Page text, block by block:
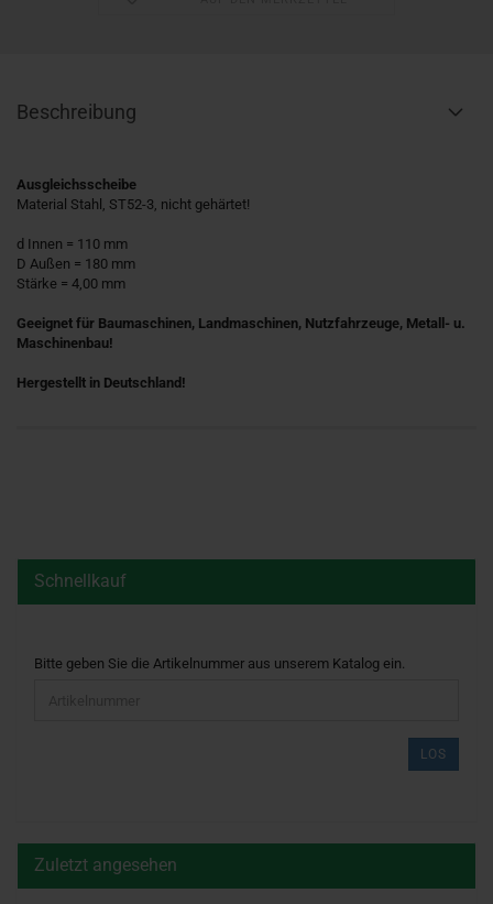
Beschreibung
Ausgleichsscheibe
Material Stahl, ST52-3, nicht gehärtet!
d Innen = 110 mm
​D Außen = 180 mm
Stärke = 4,00 mm
Geeignet für Baumaschinen, Landmaschinen, Nutzfahrzeuge, Metall- u.
Maschinenbau!
Hergestellt in Deutschland!
Schnellkauf
BITTE
Bitte geben Sie die Artikelnummer aus unserem Katalog ein.
LOS
Zuletzt angesehen